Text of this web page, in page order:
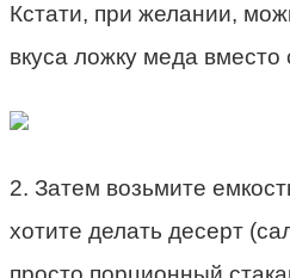
Кстати, при желании,
вкуса ложку меда вместо
2. Затем возьмите
хотите делать десерт